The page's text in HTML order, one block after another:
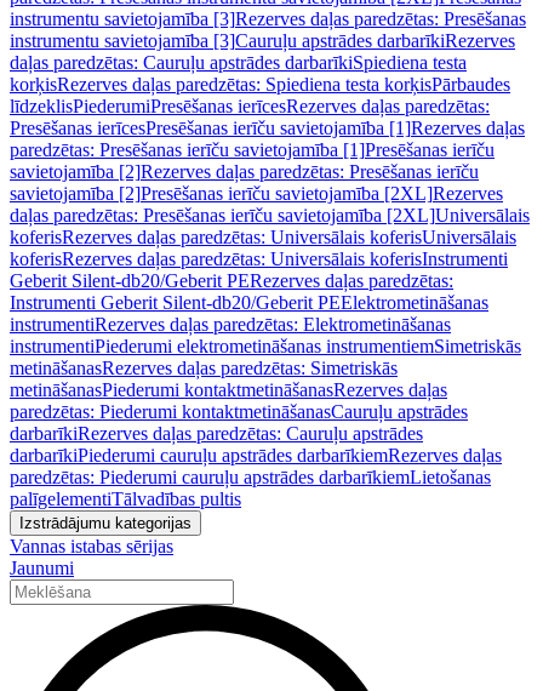
instrumentu savietojamība [3]Rezerves daļas paredzētas: Presēšanas
instrumentu savietojamība [3]Cauruļu apstrādes darbarīkiRezerves
daļas paredzētas: Cauruļu apstrādes darbarīkiSpiediena testa
korķisRezerves daļas paredzētas: Spiediena testa korķisPārbaudes
līdzeklisPiederumiPresēšanas ierīcesRezerves daļas paredzētas:
Presēšanas ierīcesPresēšanas ierīču savietojamība [1]Rezerves daļas
paredzētas: Presēšanas ierīču savietojamība [1]Presēšanas ierīču
savietojamība [2]Rezerves daļas paredzētas: Presēšanas ierīču
savietojamība [2]Presēšanas ierīču savietojamība [2XL]Rezerves
daļas paredzētas: Presēšanas ierīču savietojamība [2XL]Universālais
koferisRezerves daļas paredzētas: Universālais koferisUniversālais
koferisRezerves daļas paredzētas: Universālais koferisInstrumenti
Geberit Silent-db20/Geberit PERezerves daļas paredzētas:
Instrumenti Geberit Silent-db20/Geberit PEElektrometināšanas
instrumentiRezerves daļas paredzētas: Elektrometināšanas
instrumentiPiederumi elektrometināšanas instrumentiemSimetriskās
metināšanasRezerves daļas paredzētas: Simetriskās
metināšanasPiederumi kontaktmetināšanasRezerves daļas
paredzētas: Piederumi kontaktmetināšanasCauruļu apstrādes
darbarīkiRezerves daļas paredzētas: Cauruļu apstrādes
darbarīkiPiederumi cauruļu apstrādes darbarīkiemRezerves daļas
paredzētas: Piederumi cauruļu apstrādes darbarīkiemLietošanas
palīgelementiTālvadības pultis
Izstrādājumu kategorijas
Vannas istabas sērijas
Jaunumi